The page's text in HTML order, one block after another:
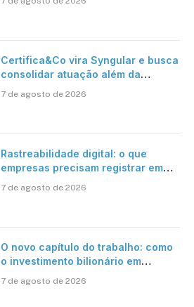
Certifica&Co vira Syngular e busca
consolidar atuação além da
7 de agosto de 2026
Rastreabilidade digital: o que
empresas precisam registrar em
7 de agosto de 2026
O novo capítulo do trabalho: como
o investimento bilionário em
verdadeira era da inteligência
7 de agosto de 2026